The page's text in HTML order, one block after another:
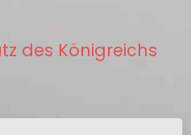
des Königreichs